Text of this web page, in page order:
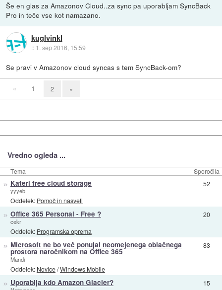
Še en glas za Amazonov Cloud..za sync pa uporabljam SyncBack
Pro in teče vse kot namazano.
kuglvinkl
:: 1. sep 2016, 15:59
Se pravi v Amazonov cloud syncas s tem SyncBack-om?
« 1 2 »
Vredno ogleda ...
Tema Sporočila
» Kateri free cloud storage
yyyeb
Oddelek: Pomoč in nasveti
52
» Office 365 Personal - Free ?
cekr
Oddelek: Programska oprema
20
» Microsoft ne bo več ponujal neomejenega oblačnega
prostora naročnikom na Office 365
Mandi
Oddelek: Novice/Windows Mobile
83
» Uporablja kdo Amazon Glacier? 15